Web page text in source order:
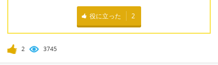
役に立った 2
2 3745